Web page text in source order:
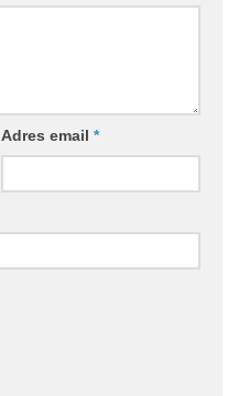
Adres email *